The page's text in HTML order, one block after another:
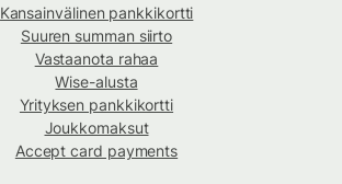
Kansainvälinen pankkikortti
Suuren summan siirto
Vastaanota rahaa
Wise-alusta
Yrityksen pankkikortti
Joukkomaksut
Accept card payments